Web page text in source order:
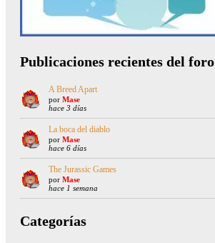
Publicaciones recientes del foro
A Breed Apart
por Mase
hace 3 días
La boca del diablo
por Mase
hace 6 días
The Jurassic Games
por Mase
hace 1 semana
Categorías